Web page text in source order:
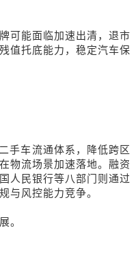
可能面临加速出清，退市
值托底能力，稳定汽车保
手车流通体系，降低跨区
物流场景加速落地。融资
人民银行等八部门则通过
与风控能力竞争。
。